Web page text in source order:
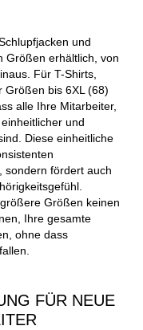
und
Größen erhältlich, von
Für T-Shirts,
Größen bis 6XL (68)
alle Ihre Mitarbeiter,
und
Diese einheitliche
sondern fördert auch
Größen keinen
Ihre gesamte
ohne dass
FÜR NEUE